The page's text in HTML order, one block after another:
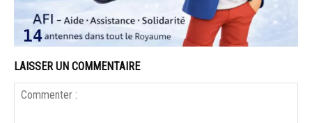
LAISSER UN COMMENTAIRE